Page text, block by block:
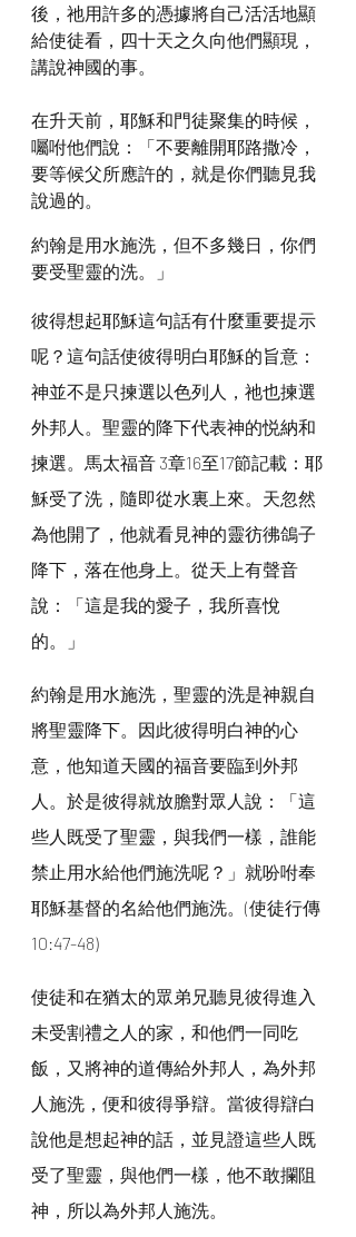
後，祂用許多的憑據將自己活活地顯
給使徒看，四十天之久向他們顯現，
講說神國的事。
在升天前，耶穌和門徒聚集的時候，
囑咐他們說：「不要離開耶路撒冷，
要等候父所應許的，就是你們聽見我
說過的。
約翰是用水施洗，但不多幾日，你們
要受聖靈的洗。」
彼得想起耶穌這句話有什麼重要提示
呢？這句話使彼得明白耶穌的旨意：
神並不是只揀選以色列人，祂也揀選
外邦人。聖靈的降下代表神的悦納和
揀選。馬太福音 3章16至17節記載：耶
穌受了洗，隨即從水裏上來。天忽然
為他開了，他就看見神的靈彷彿鴿子
降下，落在他身上。從天上有聲音
說：「這是我的愛子，我所喜悅
的。」
約翰是用水施洗，聖靈的洗是神親自
將聖靈降下。因此彼得明白神的心
意，他知道天國的福音要臨到外邦
人。於是彼得就放膽對眾人說：「這
些人既受了聖靈，與我們一樣，誰能
禁止用水給他們施洗呢？」就吩咐奉
耶穌基督的名給他們施洗。(使徒行傳
10:47-48)
使徒和在猶太的眾弟兄聽見彼得進入
未受割禮之人的家，和他們一同吃
飯，又將神的道傳給外邦人，為外邦
人施洗，便和彼得爭辯。當彼得辯白
說他是想起神的話，並見證這些人既
受了聖靈，與他們一樣，他不敢攔阻
神，所以為外邦人施洗。